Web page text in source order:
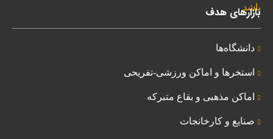
بازارهای هدف
دانشگاه‌ها
استخرها و اماکن ورزشی-تفریحی
اماکن مذهبی و بقاع متبرکه
صنایع و کارخانجات